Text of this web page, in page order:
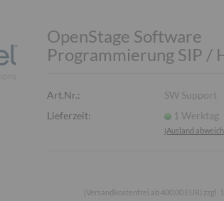
OpenStage Software
Programmierung SIP /
Art.Nr.:
SW Support
Lieferzeit:
1 Werktag
(Ausland
(Versandkostenfrei ab 400,00 EUR) zzgl.